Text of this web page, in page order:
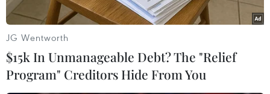
#Xác định lỗi sai trong đề thi thử
#Duy trì nhịp sinh học và tự tin
#Chuẩn bị tâm lý thi tốt nghiệp
JG Wentworth
$15k In Unmanageable Debt? The "Relief
Program" Creditors Hide From You